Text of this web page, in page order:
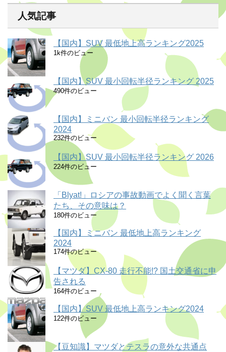
人気記事
【国内】SUV 最低地上高ランキング2025
1k件のビュー
【国内】SUV 最小回転半径ランキング 2025
490件のビュー
【国内】ミニバン 最小回転半径ランキング
2024
232件のビュー
【国内】SUV 最小回転半径ランキング 2026
224件のビュー
「Blyat!」ロシアの事故動画でよく聞く言葉
たち、その意味は？
180件のビュー
【国内】ミニバン 最低地上高ランキング
2024
174件のビュー
【マツダ】CX-80 走行不能!? 国土交通省に申
告される
164件のビュー
【国内】SUV 最低地上高ランキング2024
122件のビュー
【豆知識】マツダとテスラの意外な共通点